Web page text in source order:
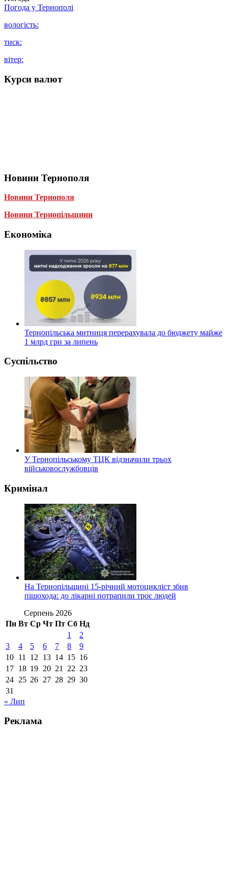
Погода у Тернополі
вологість:
тиск:
вітер:
Курси валют
Новини Тернополя
Новини Тернополя
Новини Тернопільщини
Економіка
Тернопільська митниця перерахувала до бюджету майже
1 млрд грн за липень
Суспільство
У Тернопільському ТЦК відзначили трьох
військовослужбовців
Кримінал
На Тернопільщині 15-річний мотоцикліст збив
пішохода: до лікарні потрапили троє людей
Серпень 2026
Пн Вт Ср Чт Пт Сб Нд
1
2
3
4 5 6 7 8
9
10 11 12 13 14 15 16
17 18 19 20 21 22 23
24 25 26 27 28 29 30
31
« Лип
Реклама